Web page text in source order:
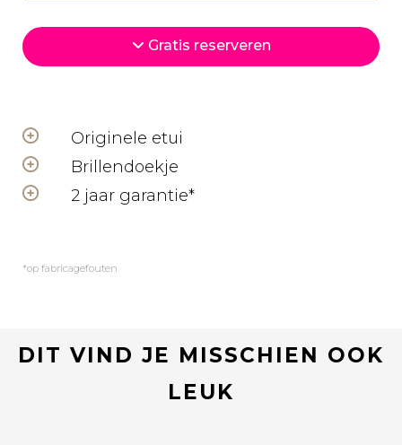
Gratis reserveren
Originele etui
Brillendoekje
2 jaar garantie*
*op fabricagefouten
DIT VIND JE MISSCHIEN OOK
LEUK